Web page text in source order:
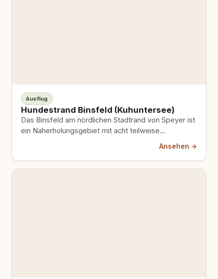
Ausflug
Hundestrand Binsfeld (Kuhuntersee)
Das Binsfeld am nördlichen Stadtrand von Speyer ist
ein Naherholungsgebiet mit acht teilweise
Ansehen →